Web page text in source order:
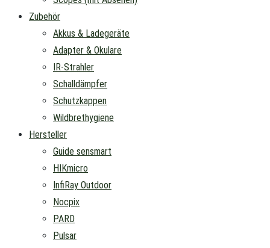
Zubehör
Akkus & Ladegeräte
Adapter & Okulare
IR-Strahler
Schalldämpfer
Schutzkappen
Wildbrethygiene
Hersteller
Guide sensmart
HIKmicro
InfiRay Outdoor
Nocpix
PARD
Pulsar